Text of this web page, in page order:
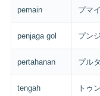
pemain プマ
penjaga gol プン
pertahanan プル
tengah トゥ